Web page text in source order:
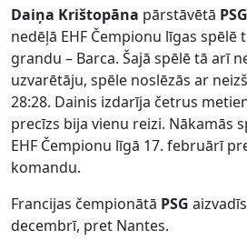
Daiņa Krištopāna pārstāvētā PSG
nedēļā EHF Čempionu līgas spēlē
grandu – Barca. Šajā spēlē tā arī
uzvarētāju, spēle noslēzās ar
28:28. Dainis izdarīja četrus
precīzs bija vienu reizi. Nākamās
EHF Čempionu līgā 17. februārī
komandu.
Francijas čempionātā PSG
decembrī, pret Nantes.